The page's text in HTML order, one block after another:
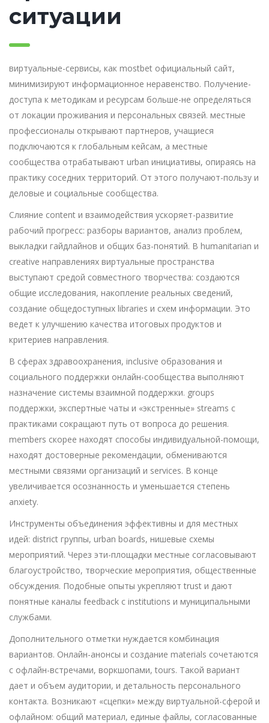
ситуации
виртуальные-сервисы, как mostbet официальный сайт,
минимизируют информационное неравенство. Получение-
доступа к методикам и ресурсам больше-не определяться
от локации проживания и персональных связей. местные
профессионалы открывают партнеров, учащиеся
подключаются к глобальным кейсам, а местные
сообщества отрабатывают urban инициативы, опираясь на
практику соседних территорий. От этого получают-пользу и
деловые и социальные сообщества.
Слияние content и взаимодействия ускоряет-развитие
рабочий прогресс: разборы вариантов, анализ проблем,
выкладки гайдлайнов и общих баз-понятий. В humanitarian и
creative направлениях виртуальные пространства
выступают средой совместного творчества: создаются
общие исследования, накопление реальных сведений,
создание общедоступных libraries и схем информации. Это
ведет к улучшению качества итоговых продуктов и
критериев направления.
В сферах здравоохранения, inclusive образования и
социального поддержки онлайн-сообщества выполняют
назначение системы взаимной поддержки. groups
поддержки, экспертные чаты и «экстренные» streams с
практиками сокращают путь от вопроса до решения.
members скорее находят способы индивидуальной-помощи,
находят достоверные рекомендации, обмениваются
местными связями организаций и services. В конце
увеличивается осознанность и уменьшается степень
anxiety.
Инструменты объединения эффективны и для местных
идей: district группы, urban boards, нишевые схемы
мероприятий. Через эти-площадки местные согласовывают
благоустройство, творческие мероприятия, общественные
обсуждения. Подобные опыты укрепляют trust и дают
понятные каналы feedback с institutions и муниципальными
службами.
Дополнительного отметки нуждается комбинация
вариантов. Онлайн-анонсы и создание materials сочетаются
с офлайн-встречами, воркшопами, tours. Такой вариант
дает и объем аудитории, и детальность персонального
контакта. Возникают «сцепки» между виртуальной-сферой и
офлайном: общий материал, единые файлы, согласованные